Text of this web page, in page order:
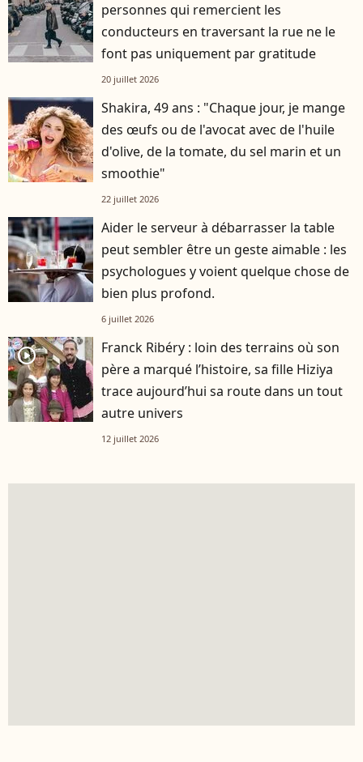
personnes qui remercient les
conducteurs en traversant la rue ne le
font pas uniquement par gratitude
20 juillet 2026
Shakira, 49 ans : "Chaque jour, je mange
des œufs ou de l'avocat avec de l'huile
d'olive, de la tomate, du sel marin et un
smoothie"
22 juillet 2026
Aider le serveur à débarrasser la table
peut sembler être un geste aimable : les
psychologues y voient quelque chose de
bien plus profond.
6 juillet 2026
player2
Franck Ribéry : loin des terrains où son
père a marqué l’histoire, sa fille Hiziya
trace aujourd’hui sa route dans un tout
autre univers
12 juillet 2026